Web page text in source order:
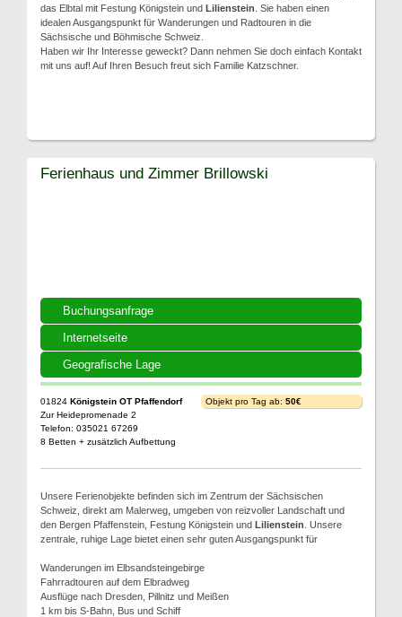
das Elbtal mit Festung Königstein und Lilienstein . Sie haben einen
idealen Ausgangspunkt für Wanderungen und Radtouren in die
Sächsische und Böhmische Schweiz.
Haben wir Ihr Interesse geweckt? Dann nehmen Sie doch einfach Kontakt
mit uns auf! Auf Ihren Besuch freut sich Familie Katzschner.
Buchungsanfrage
Internetseite
Geografische Lage
Ferienhaus und Zimmer Brillowski
01824 Königstein OT Pfaffendorf
Zur Heidepromenade 2
Telefon: 035021 67269
8 Betten + zusätzlich Aufbettung
Objekt pro Tag ab: 50€
Unsere Ferienobjekte befinden sich im Zentrum der Sächsischen
Schweiz, direkt am Malerweg, umgeben von reizvoller Landschaft und
den Bergen Pfaffenstein, Festung Königstein und Lilienstein . Unsere
zentrale, ruhige Lage bietet einen sehr guten Ausgangspunkt für
Wanderungen im Elbsandsteingebirge
Fahrradtouren auf dem Elbradweg
Ausflüge nach Dresden, Pillnitz und Meißen
1 km bis S-Bahn, Bus und Schiff